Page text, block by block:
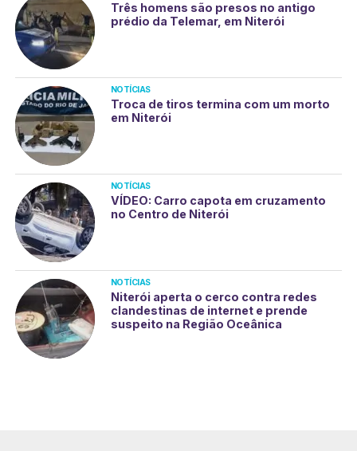
Três homens são presos no antigo
prédio da Telemar, em Niterói
NOTÍCIAS
Troca de tiros termina com um morto
em Niterói
NOTÍCIAS
VÍDEO: Carro capota em cruzamento
no Centro de Niterói
NOTÍCIAS
Niterói aperta o cerco contra redes
clandestinas de internet e prende
suspeito na Região Oceânica